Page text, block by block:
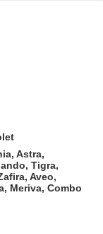
Astra,
Tigra,
Aveo,
Meriva, Combo